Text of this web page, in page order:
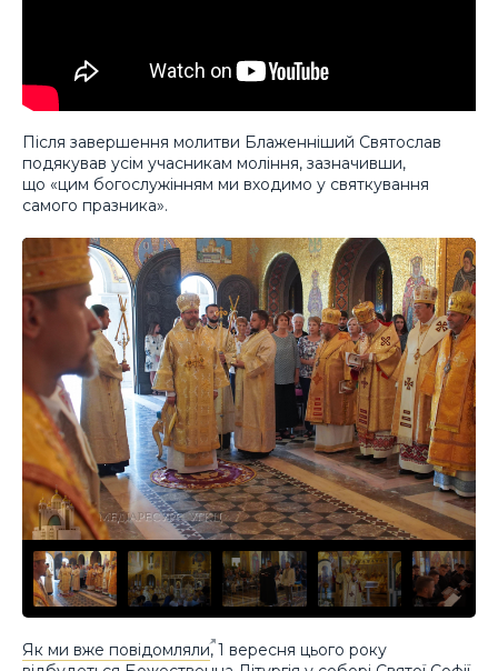
Після завершення молитви Блаженніший Святослав
подякував усім учасникам моління, зазначивши,
що «цим богослужінням ми входимо у святкування
самого празника».
Як ми вже повідомляли, 1 вересня цього року